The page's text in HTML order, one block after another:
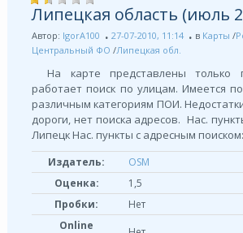
Липецкая область (июль
Автор: IgorA100 27-07-2010, 11:14 в Карты /
Центральный ФО /Липецкая обл.
На карте представлены только
работает поиск по улицам. Имеется
различным категориям ПОИ.
дороги, нет поиска адресов. Нас.
Липецк Нас. пункты с адресным
Издатель:
OSM
Оценка:
1,5
Пробки:
Нет
Online